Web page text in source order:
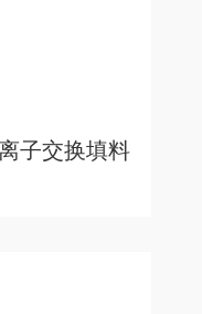
子交换填料